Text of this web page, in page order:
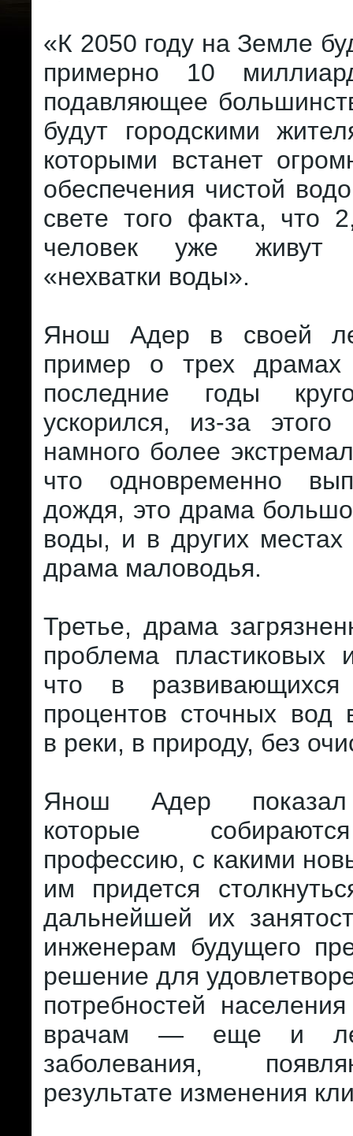
«К 2050 году на Земле
примерно 10
подавляющее
будут городскими
которыми встанет
обеспечения чистой
свете того факта, что
человек уже живут
«нехватки воды».
Янош Адер в своей
пример о трех
последние годы
ускорился, из-за этого
намного более
что одновременно
дождя, это драма
воды, и в других
драма маловодья.
Третье, драма
проблема пластиковых
что в
процентов сточных вод
в реки, в природу, без
Янош Адер показал
которые
профессию, с какими
им придется
дальнейшей их
инженерам будущего
решение для
потребностей
врачам — еще и
заболевания,
результате изменения